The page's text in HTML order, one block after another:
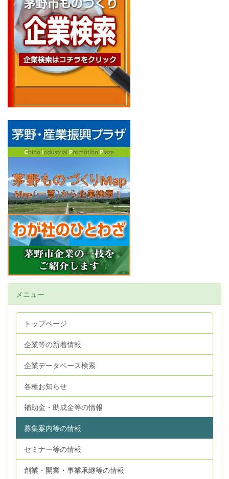
メニュー
トップページ
企業等の新着情報
企業データベース検索
各種お知らせ
補助金・助成金等の情報
募集案内等の情報
セミナー等の情報
創業・開業・事業承継等の情報